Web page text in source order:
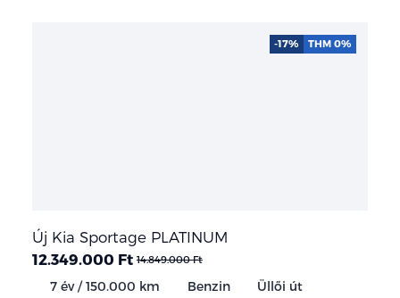
Új Kia Sportage PLATINUM
12.349.000 Ft 14.849.000 Ft
7 év / 150.000 km Benzin Üllői út
-17% THM 0%